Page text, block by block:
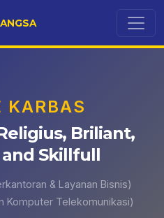
KARBAS
Briliant,
Skillfull
& Layanan Bisnis)
Komputer Telekomunikasi)